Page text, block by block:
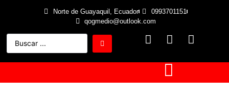
Norte de Guayaquil, Ecuador
0993701151
qogmedio@outlook.com